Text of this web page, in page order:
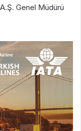
Genel Müdürü